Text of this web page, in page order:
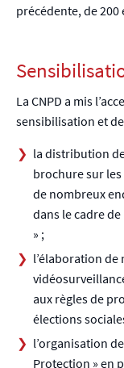
précédente, de 200
La CNPD a mis
sensibilisation et
la distribution
brochure sur
de nombreux
dans le cadre
» ;
l’élaboration
aux règles de
élections
l’organisation
Protection » en